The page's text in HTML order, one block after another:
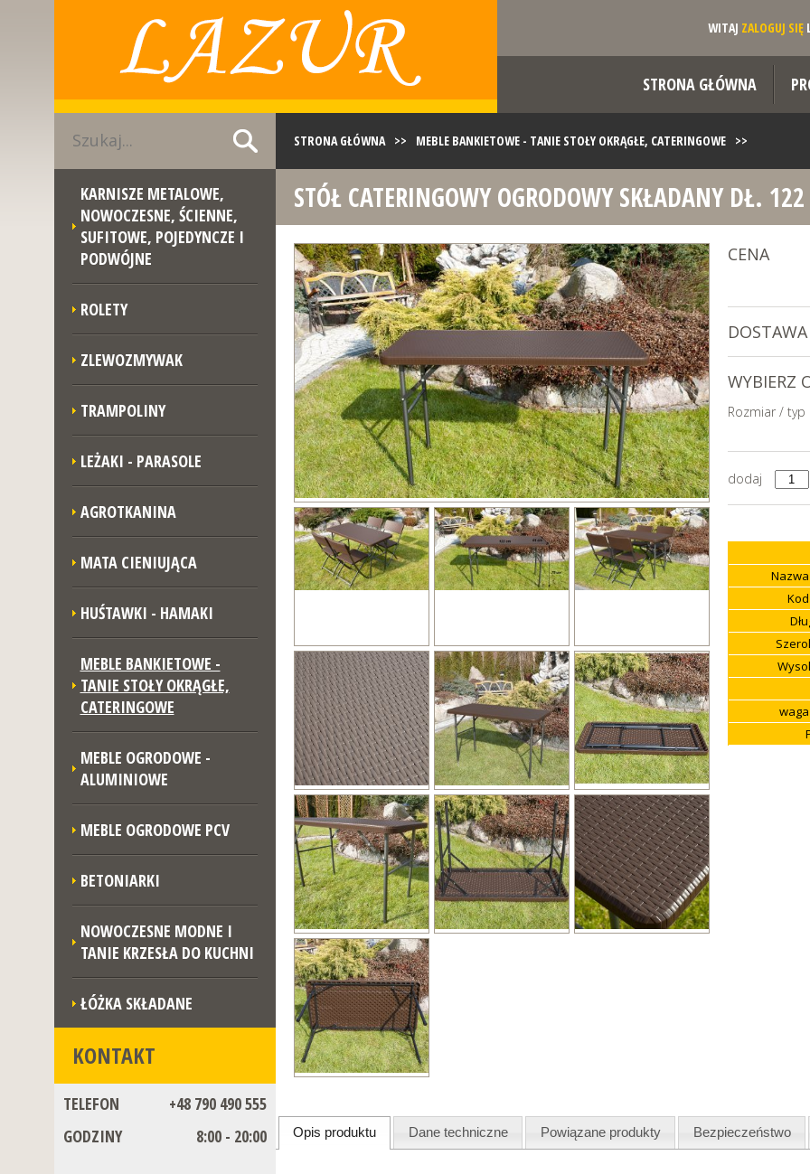
WITAJ ZALOGUJ SIĘ
STRONA GŁÓWNA
KARNISZE METALOWE,
NOWOCZESNE, ŚCIENNE,
SUFITOWE, POJEDYNCZE I
PODWÓJNE
ROLETY
ZLEWOZMYWAK
TRAMPOLINY
LEŻAKI - PARASOLE
AGROTKANINA
MATA CIENIUJĄCA
HUŚTAWKI - HAMAKI
MEBLE BANKIETOWE -
TANIE STOŁY OKRĄGŁE,
CATERINGOWE
MEBLE OGRODOWE -
ALUMINIOWE
MEBLE OGRODOWE PCV
BETONIARKI
NOWOCZESNE MODNE I
TANIE KRZESŁA DO KUCHNI
ŁÓŻKA SKŁADANE
KONTAKT
TELEFON
+48 790 490 555
GODZINY
8:00 - 20:00
STRONA GŁÓWNA >> MEBLE BANKIETOWE - TANIE STOŁY OKRĄGŁE, CATERINGOWE >>
STÓŁ CATERINGOWY OGRODOWY SKŁADANY DŁ. 122 CM O WZORZE RATTANU
STÓŁ CATERINGOWY OGRODOWY SKŁADANY DŁ.
CENA
DOSTAWA
WYBIERZ
Rozmiar / typ
dodaj
Opis produktu Dane techniczne Powiązane produkty Bezpieczeństwo